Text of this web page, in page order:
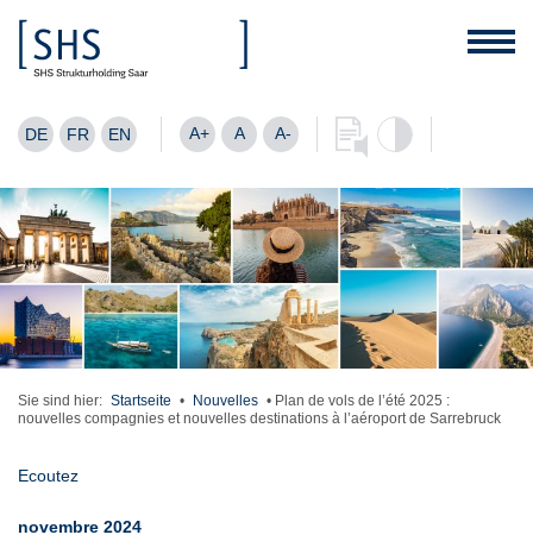
DE FR EN A+ A A-
Sie sind hier: Startseite • Nouvelles • Plan de vols de l’été 2025 :
nouvelles compagnies et nouvelles destinations à l’aéroport de Sarrebruck
Ecoutez
novembre 2024